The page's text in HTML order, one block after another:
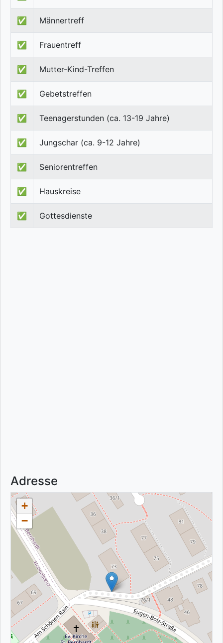
✅ Männertreff
✅ Frauentreff
✅ Mutter-Kind-Treffen
✅ Gebetstreffen
✅ Teenagerstunden (ca. 13-19 Jahre)
✅ Jungschar (ca. 9-12 Jahre)
✅ Seniorentreffen
✅ Hauskreise
✅ Gottesdienste
Adresse
+
−